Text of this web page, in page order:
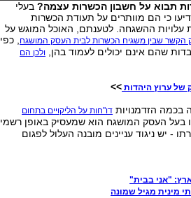
תבוא על חשבון הכשרות עצמה?בעלי
כי הם מוותרים על תעודת הכשרות
עלויות ההשגחה. לטענתם, האוכל המוגש על
הקשר שבין משגיח הכשרות לבית העסק המושגח
, כפי
שהם אינם יכולים לעמוד בהן, ולכן הם
של ערוץ היהדות >>
בכמה הזדמנויות דו"חות על הליקויים בתחום
בעל העסק המושגח הוא שמעסיק באופן רשמי
יש ניגוד עניינים מובנה העלול לפגום
"אני בבית"
מינית מגיל שמונה